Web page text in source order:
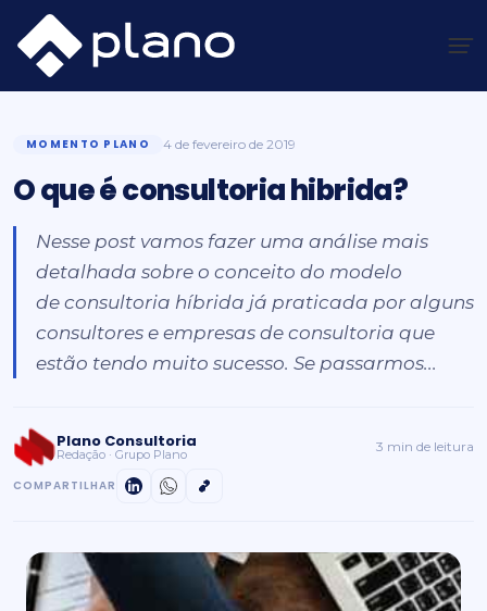
para
conteúdo
Plano Insights/Momento Plano/O que é consultoria hibrida?
MOMENTO PLANO 4 de fevereiro de 2019
O que é consultoria hibrida?
Nesse post vamos fazer uma análise mais
detalhada sobre o conceito do modelo
de consultoria híbrida já praticada por alguns
consultores e empresas de consultoria que
estão tendo muito sucesso. Se passarmos...
Plano Consultoria
Redação · Grupo Plano 3 min de leitura
COMPARTILHAR